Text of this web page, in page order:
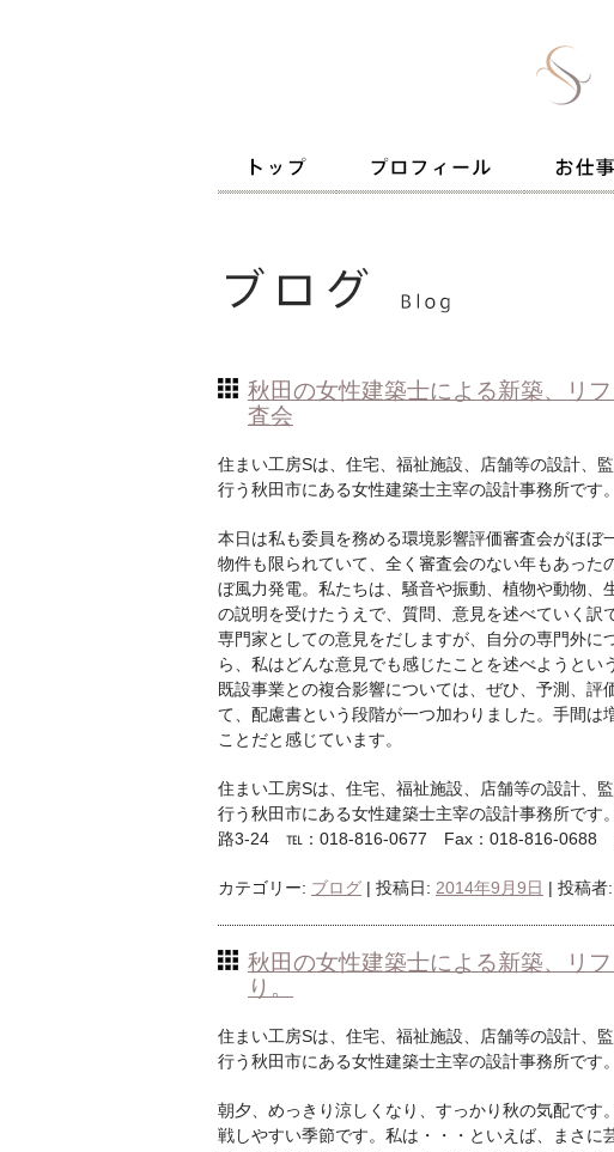
秋田の女性建築士による新築、リ
査会
住まい工房Sは、住宅、福祉施設、店舗等の設計、
行う秋田市にある女性建築士主宰の設計事務所です。
本日は私も委員を務める環境影響評価審査会がほ
物件も限られていて、全く審査会のない年もあっ
ぼ風力発電。私たちは、騒音や振動、植物や動物
の説明を受けたうえで、質問、意見を述べていく
専門家としての意見をだしますが、自分の専門外
ら、私はどんな意見でも感じたことを述べようと
既設事業との複合影響については、ぜひ、予測、
て、配慮書という段階が一つ加わりました。手間
ことだと感じています。
住まい工房Sは、住宅、福祉施設、店舗等の設計、
行う秋田市にある女性建築士主宰の設計事務所で
路3-24 ℡：018-816-0677 Fax：018-816-0688
カテゴリー: ブログ | 投稿日: 2014年9月9日 | 投稿者:
秋田の女性建築士による新築、リ
り。
住まい工房Sは、住宅、福祉施設、店舗等の設計、
行う秋田市にある女性建築士主宰の設計事務所です。
朝夕、めっきり涼しくなり、すっかり秋の気配で
戦しやすい季節です。私は・・・といえば、まさ